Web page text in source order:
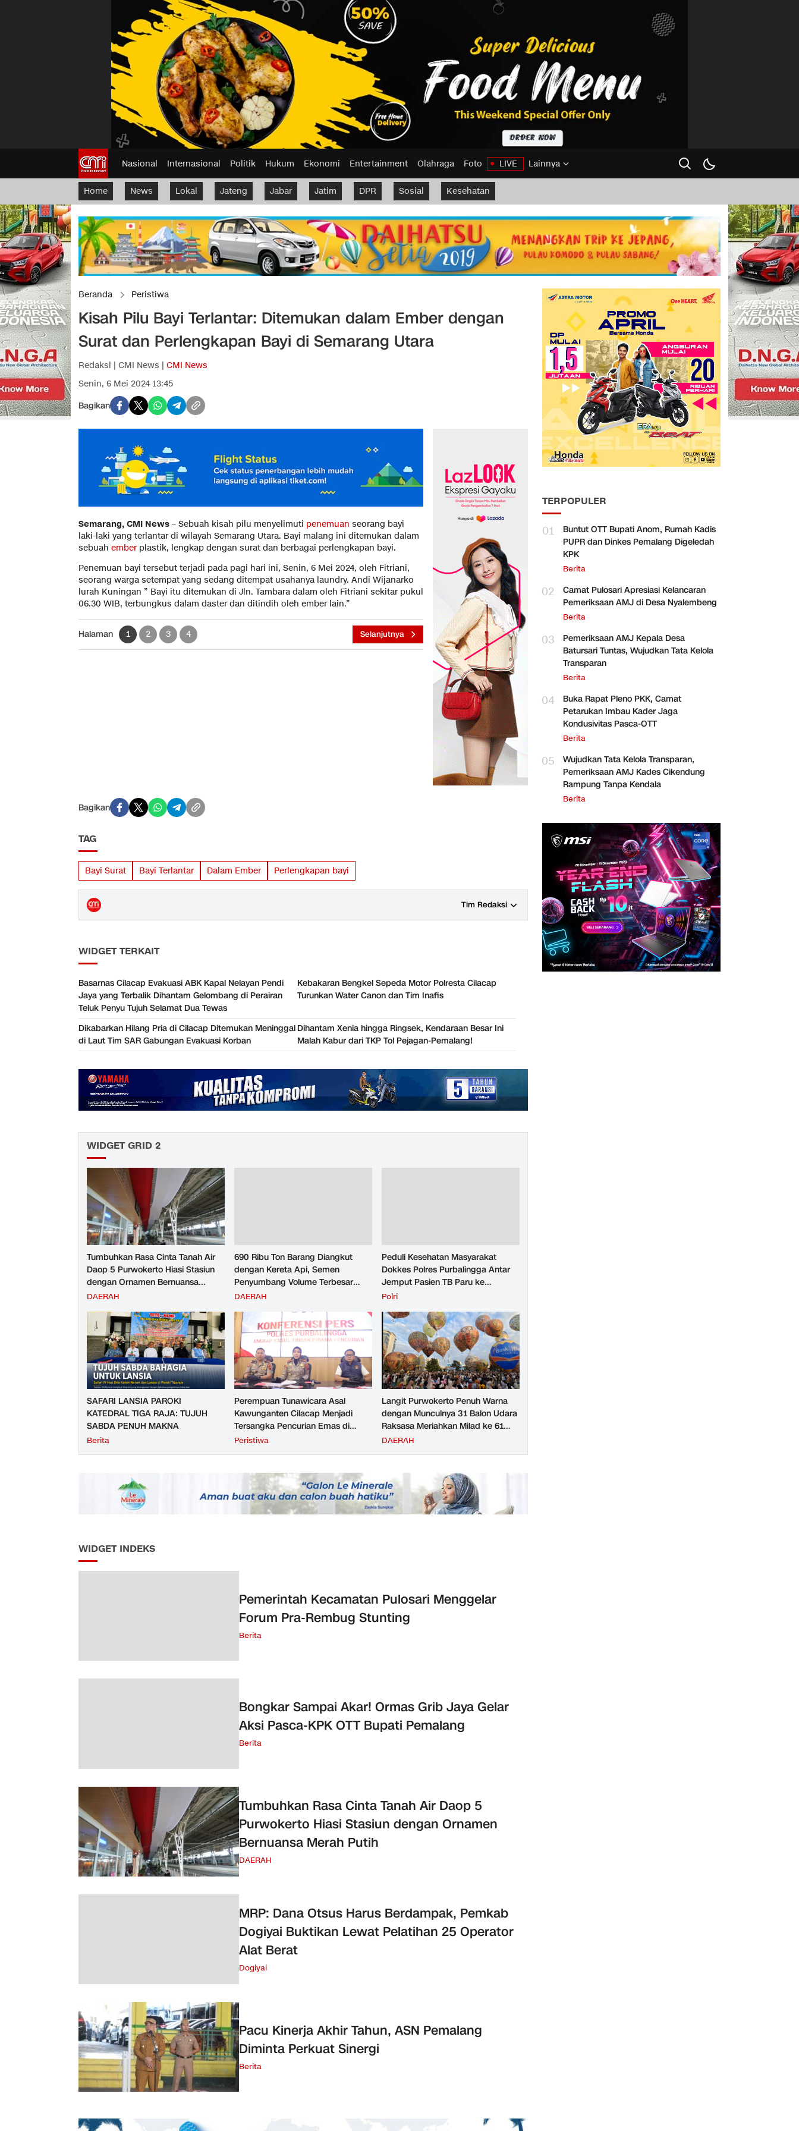
Nasional Internasional Politik Hukum Ekonomi Entertainment Olahraga Foto LIVE Lainnya
Home News Lokal Jateng Jabar Jatim DPR Sosial Kesehatan
Beranda Peristiwa
Kisah Pilu Bayi Terlantar: Ditemukan dalam Ember dengan
Surat dan Perlengkapan Bayi di Semarang Utara
Redaksi | CMI News | CMI News
Senin, 6 Mei 2024 13:45
Bagikan
Semarang, CMI News – Sebuah kisah pilu menyelimuti penemuan seorang bayi
laki-laki yang terlantar di wilayah Semarang Utara. Bayi malang ini ditemukan dalam
sebuah emberplastik, lengkap dengan surat dan berbagai perlengkapan bayi.
Penemuan bayi tersebut terjadi pada pagi hari ini, Senin, 6 Mei 2024, oleh Fitriani,
seorang warga setempat yang sedang ditempat usahanya laundry. Andi Wijanarko
lurah Kuningan ” Bayi itu ditemukan di Jln. Tambara dalam oleh Fitriani sekitar pukul
06.30 WIB, terbungkus dalam daster dan ditindih oleh ember lain.”
Halaman 1 2 3 4 Selanjutnya
Bagikan
TAG
Bayi Surat Bayi Terlantar Dalam Ember Perlengkapan bayi
Tim Redaksi
WIDGET TERKAIT
Basarnas Cilacap Evakuasi ABK Kapal Nelayan Pendi
Jaya yang Terbalik Dihantam Gelombang di Perairan
Teluk Penyu Tujuh Selamat Dua Tewas
Kebakaran Bengkel Sepeda Motor Polresta Cilacap
Turunkan Water Canon dan Tim Inafis
Dikabarkan Hilang Pria di Cilacap Ditemukan Meninggal
di Laut Tim SAR Gabungan Evakuasi Korban
Dihantam Xenia hingga Ringsek, Kendaraan Besar Ini
Malah Kabur dari TKP Tol Pejagan-Pemalang!
WIDGET GRID 2
Tumbuhkan Rasa Cinta Tanah Air
Daop 5 Purwokerto Hiasi Stasiun
dengan Ornamen Bernuansa
Merah Putih
DAERAH
690 Ribu Ton Barang Diangkut
dengan Kereta Api, Semen
Penyumbang Volume Terbesar
Angkutan Barang KAI Daop 5
Tahun 2026
DAERAH
Peduli Kesehatan Masyarakat
Dokkes Polres Purbalingga Antar
Jemput Pasien TB Paru ke
Puskesmas
Polri
SAFARI LANSIA PAROKI
KATEDRAL TIGA RAJA: TUJUH
SABDA PENUH MAKNA
Berita
Perempuan Tunawicara Asal
Kawunganten Cilacap Menjadi
Tersangka Pencurian Emas di
Purbalingga
Peristiwa
Langit Purwokerto Penuh Warna
dengan Munculnya 31 Balon Udara
Raksasa Meriahkan Milad ke 61
UMP Sedot Ribuan Warga
DAERAH
WIDGET INDEKS
Pemerintah Kecamatan Pulosari Menggelar
Forum Pra-Rembug Stunting
Berita
Bongkar Sampai Akar! Ormas Grib Jaya Gelar
Aksi Pasca-KPK OTT Bupati Pemalang
Berita
Tumbuhkan Rasa Cinta Tanah Air Daop 5
Purwokerto Hiasi Stasiun dengan Ornamen
Bernuansa Merah Putih
DAERAH
MRP: Dana Otsus Harus Berdampak, Pemkab
Dogiyai Buktikan Lewat Pelatihan 25 Operator
Alat Berat
Dogiyai
Pacu Kinerja Akhir Tahun, ASN Pemalang
Diminta Perkuat Sinergi
Berita
TERPOPULER
01
Buntut OTT Bupati Anom, Rumah Kadis
PUPR dan Dinkes Pemalang Digeledah
KPK
Berita
02
Camat Pulosari Apresiasi Kelancaran
Pemeriksaan AMJ di Desa Nyalembeng
Berita
03
Pemeriksaan AMJ Kepala Desa
Batursari Tuntas, Wujudkan Tata Kelola
Transparan
Berita
04
Buka Rapat Pleno PKK, Camat
Petarukan Imbau Kader Jaga
Kondusivitas Pasca-OTT
Berita
05
Wujudkan Tata Kelola Transparan,
Pemeriksaan AMJ Kades Cikendung
Rampung Tanpa Kendala
Berita